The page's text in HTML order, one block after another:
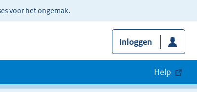
voor het ongemak.
Inloggen
Help